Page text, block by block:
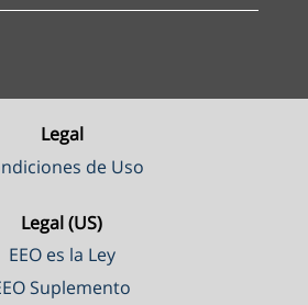
Legal
de Uso
Legal (US)
EEO es la Ley
Suplemento